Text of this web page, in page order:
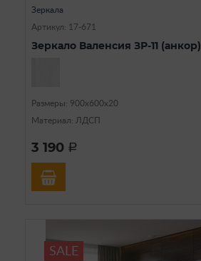
Зеркала
Артикул: 17-671
Зеркало Валенсия ЗР-11 (анкор)
Размеры: 900х600х20
Материал: ЛДСП
3 190 a
SALE